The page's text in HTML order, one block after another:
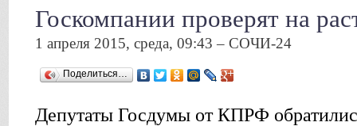
Госкомпании проверят на
1 апреля 2015, среда, 09:43 – СОЧИ-24
Поделиться…
Депутаты Госдумы от КПРФ